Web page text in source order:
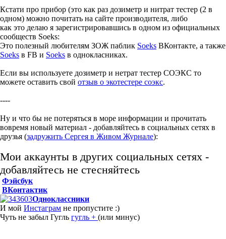
Кстати про прибор (это как раз дозиметр и нитрат тестер (2 в
одном) можно почитать на сайте производителя, либо
как это делаю я зарегистрировавшись в одном из официальных
сообществ Soeks:
Это полезный любителям ЗОЖ паблик Soeks ВКонтакте, а также
Soeks в FB и Soeks в однокласниках.
Если вы используете дозиметр и нетрат тестер СОЭКС то
можете оставить свой отзыв о экотестере соэкс.
----
Ну и что бы не потеряться в море информации и прочитать
вовремя новый материал - добавляйтесь в социальных сетях в
друзья (задружить Сергея в Живом Журнале):
Мои аккаунты в других социальных сетях -
добавляйтесь не стесняйтесь
Фэйсбук
ВКонтактик
Одноклассники
И мой Инстаграм не пропустите :)
Чуть не забыл Гугль гугль + (или минус)